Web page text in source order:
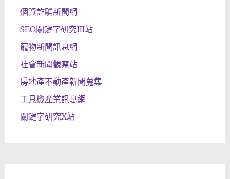
個資詐騙新聞網
SEO關鍵字研究III站
寵物新聞訊息網
社會新聞觀察站
房地產不動產新聞蒐集
工具機產業訊息網
關鍵字研究X站